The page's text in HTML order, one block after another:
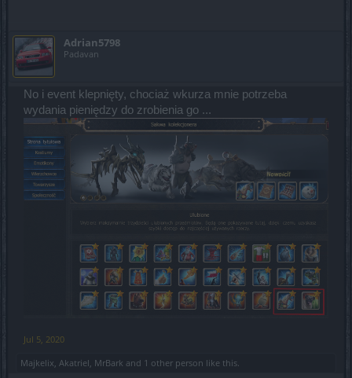
Adrian5798
Padavan
No i event klepnięty, chociaż wkurza mnie potrzeba
wydania pieniędzy do zrobienia go ...
Jul 5, 2020
Majkelix, Akatriel, MrBark and 1 other person like this.